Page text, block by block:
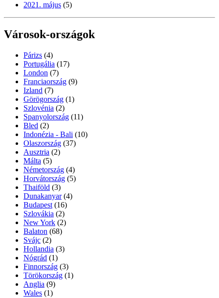
2021. május (5)
Városok-országok
Párizs (4)
Portugália (17)
London (7)
Franciaország (9)
Izland (7)
Görögország (1)
Szlovénia (2)
Spanyolország (11)
Bled (2)
Indonézia - Bali (10)
Olaszország (37)
Ausztria (2)
Málta (5)
Németország (4)
Horvátország (5)
Thaiföld (3)
Dunakanyar (4)
Budapest (16)
Szlovákia (2)
New York (2)
Balaton (68)
Svájc (2)
Hollandia (3)
Nógrád (1)
Finnország (3)
Törökország (1)
Anglia (9)
Wales (1)